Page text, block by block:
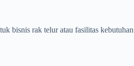
bisnis rak telur atau fasilitas kebutuhan